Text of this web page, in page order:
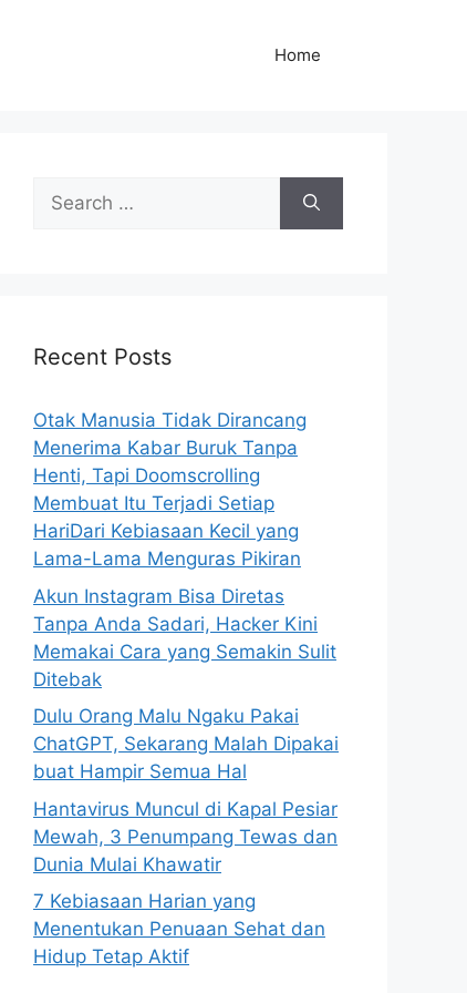
Home
f
r
:
Recent Posts
Otak Manusia Tidak Dirancang
Menerima Kabar Buruk Tanpa
Henti, Tapi Doomscrolling
Membuat Itu Terjadi Setiap
HariDari Kebiasaan Kecil yang
Lama-Lama Menguras Pikiran
Akun Instagram Bisa Diretas
Tanpa Anda Sadari, Hacker Kini
Memakai Cara yang Semakin Sulit
Ditebak
Dulu Orang Malu Ngaku Pakai
ChatGPT, Sekarang Malah Dipakai
buat Hampir Semua Hal
Hantavirus Muncul di Kapal Pesiar
Mewah, 3 Penumpang Tewas dan
Dunia Mulai Khawatir
7 Kebiasaan Harian yang
Menentukan Penuaan Sehat dan
Hidup Tetap Aktif